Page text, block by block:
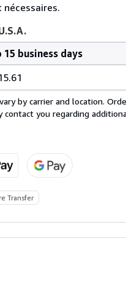
15 business days
by carrier and location.
you regarding
Transfer